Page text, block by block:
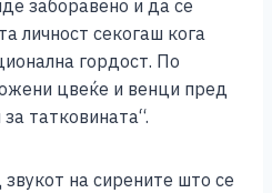
заборавено и да се
личност секогаш кога
гордост. По
цвеќе и венци пред
татковината“.
на сирените што се